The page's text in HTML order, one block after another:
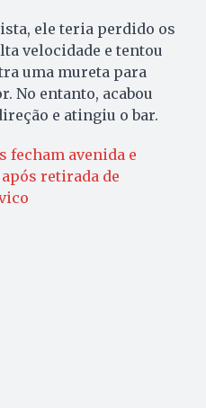
ele teria perdido os
velocidade e tentou
uma mureta para
No entanto, acabou
e atingiu o bar.
fecham avenida e
retirada de